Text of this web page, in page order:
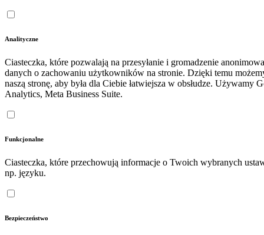
Analityczne
Ciasteczka, które pozwalają na przesyłanie i gromadzenie
danych o zachowaniu użytkowników na stronie. Dzięki temu
naszą stronę, aby była dla Ciebie łatwiejsza w obsłudze. Używamy
Analytics, Meta Business Suite.
Funkcjonalne
Ciasteczka, które przechowują informacje o Twoich wybranych
np. języku.
Bezpieczeństwo